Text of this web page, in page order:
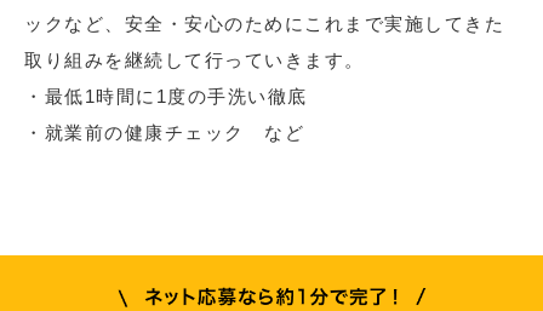
ックなど、安全・安心のためにこれまで実施してきた
取り組みを継続して行っていきます。
・最低1時間に1度の手洗い徹底
・就業前の健康チェック など